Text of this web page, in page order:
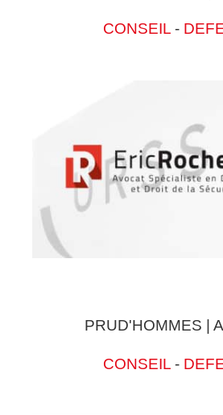
CONSEIL -
PRUD'HOMMES |
CONSEIL -